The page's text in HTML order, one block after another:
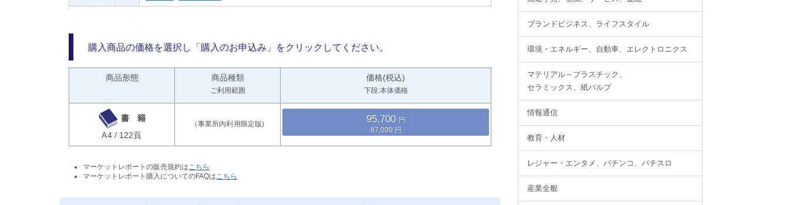
購入商品の価格を選択し「購入のお申込み」をクリックしてください。
商品形態 商品種類
ご利用範囲
価格(税込)
下段:本体価格
書 籍
A4 / 122頁
95,700
87,000
マーケットレポートの販売規約は こちら
マーケットレポート購入についてのFAQは こちら
ブランドビジネス、ライフスタイル
環境・エネルギー、自動車、エレクトロニクス
マテリアル～プラスチック、
セラミックス、紙パルプ
情報通信
教育・人材
レジャー・エンタメ、パチンコ、パチスロ
産業全般